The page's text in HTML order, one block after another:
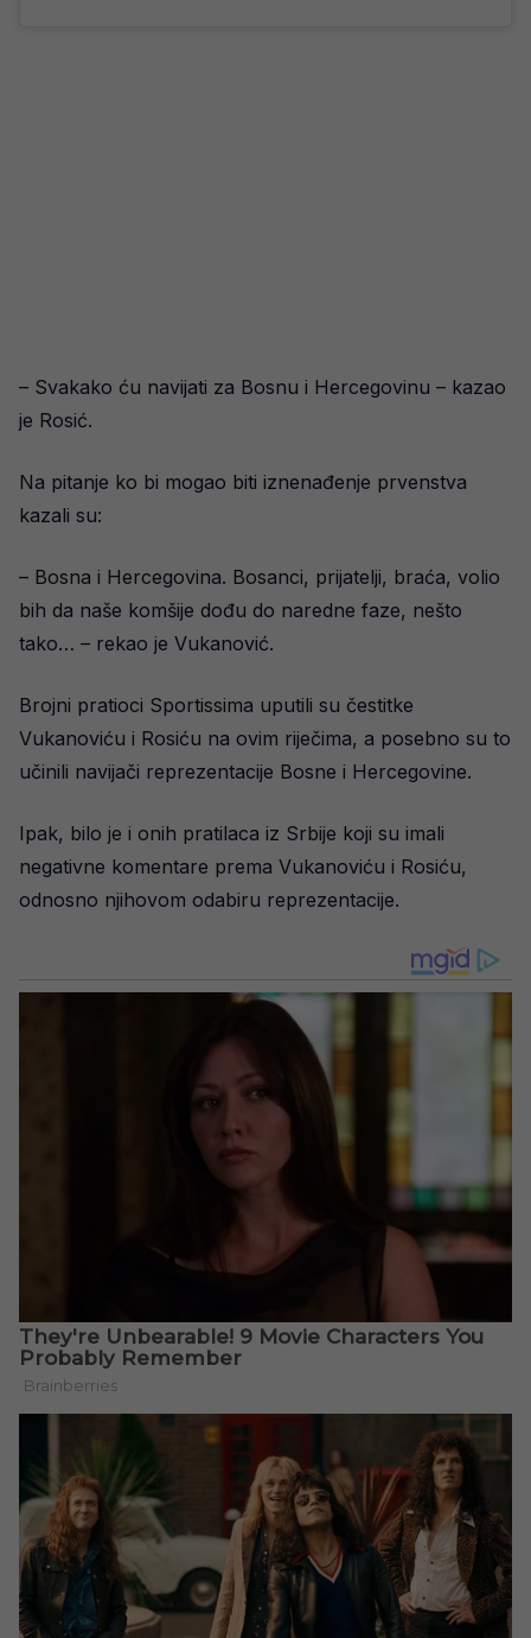
– Svakako ću navijati za Bosnu i Hercegovinu – kazao
je Rosić.
Na pitanje ko bi mogao biti iznenađenje prvenstva
kazali su:
– Bosna i Hercegovina. Bosanci, prijatelji, braća, volio
bih da naše komšije dođu do naredne faze, nešto
tako… – rekao je Vukanović.
Brojni pratioci Sportissima uputili su čestitke
Vukanoviću i Rosiću na ovim riječima, a posebno su to
učinili navijači reprezentacije Bosne i Hercegovine.
Ipak, bilo je i onih pratilaca iz Srbije koji su imali
negativne komentare prema Vukanoviću i Rosiću,
odnosno njihovom odabiru reprezentacije.